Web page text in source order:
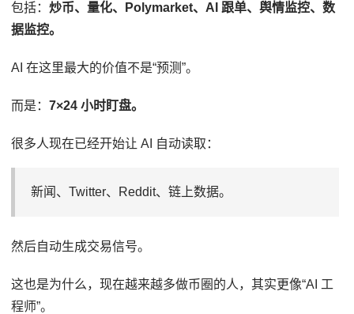
包括：炒币、量化、Polymarket、AI 跟单、舆情监控、数
据监控。
AI 在这里最大的价值不是“预测”。
而是：7×24 小时盯盘。
很多人现在已经开始让 AI 自动读取：
新闻、Twitter、Reddit、链上数据。
然后自动生成交易信号。
这也是为什么，现在越来越多做币圈的人，其实更像“AI 工
程师”。